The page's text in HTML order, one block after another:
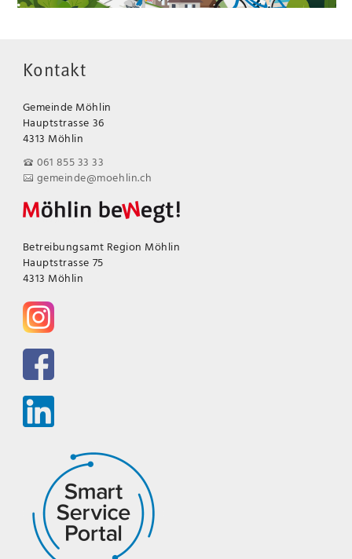
Kontakt
Gemeinde Möhlin
Hauptstrasse 36
4313 Möhlin
061 855 33 33
gemeinde@moehlin.ch
Betreibungsamt Region Möhlin
Hauptstrasse 75
4313 Möhlin